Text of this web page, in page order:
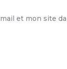
et mon site